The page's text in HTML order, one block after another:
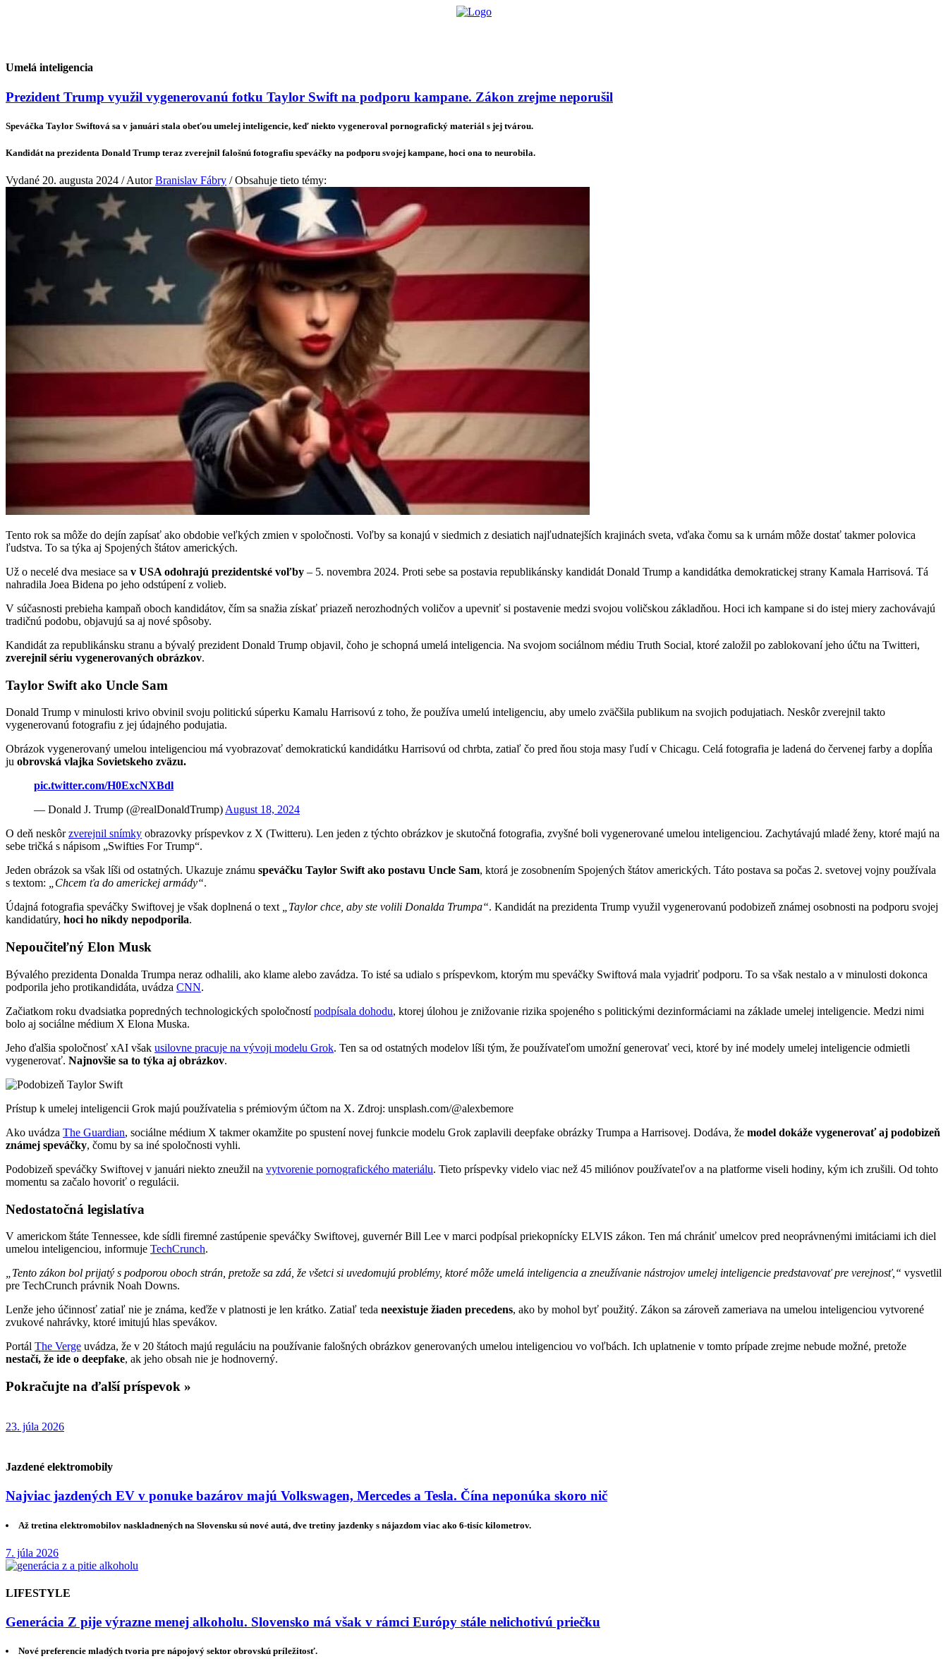
Umelá inteligencia
Prezident Trump využil vygenerovanú fotku Taylor Swift na podporu kampane. Zákon zrejme neporušil
Speváčka Taylor Swiftová sa v januári stala obeťou umelej inteligencie, keď niekto vygeneroval pornografický materiál s jej tvárou.
Kandidát na prezidenta Donald Trump teraz zverejnil falošnú fotografiu speváčky na podporu svojej kampane, hoci ona to neurobila.
Vydané 20. augusta 2024 / AutorBranislav Fábry / Obsahuje tieto témy:
Tento rok sa môže do dejín zapísať ako obdobie veľkých zmien v spoločnosti. Voľby sa konajú v siedmich z desiatich najľudnatejších krajinách sveta, vďaka čomu sa k urnám môže dostať takmer polovica
ľudstva. To sa týka aj Spojených štátov amerických.
Už o necelé dva mesiace sa v USA odohrajú prezidentské voľby – 5. novembra 2024. Proti sebe sa postavia republikánsky kandidát Donald Trump a kandidátka demokratickej strany Kamala Harrisová. Tá
nahradila Joea Bidena po jeho odstúpení z volieb.
V súčasnosti prebieha kampaň oboch kandidátov, čím sa snažia získať priazeň nerozhodných voličov a upevniť si postavenie medzi svojou voličskou základňou. Hoci ich kampane si do istej miery zachovávajú
tradičnú podobu, objavujú sa aj nové spôsoby.
Kandidát za republikánsku stranu a bývalý prezident Donald Trump objavil, čoho je schopná umelá inteligencia. Na svojom sociálnom médiu Truth Social, ktoré založil po zablokovaní jeho účtu na Twitteri,
zverejnil sériu vygenerovaných obrázkov.
Taylor Swift ako Uncle Sam
Donald Trump v minulosti krivo obvinil svoju politickú súperku Kamalu Harrisovú z toho, že používa umelú inteligenciu, aby umelo zväčšila publikum na svojich podujatiach. Neskôr zverejnil takto
vygenerovanú fotografiu z jej údajného podujatia.
Obrázok vygenerovaný umelou inteligenciou má vyobrazovať demokratickú kandidátku Harrisovú od chrbta, zatiaľ čo pred ňou stoja masy ľudí v Chicagu. Celá fotografia je ladená do červenej farby a dopĺňa
ju obrovská vlajka Sovietskeho zväzu.
pic.twitter.com/H0ExcNXBdl
— Donald J. Trump (@realDonaldTrump)August 18, 2024
O deň neskôrzverejnil snímky obrazovky príspevkov z X (Twitteru). Len jeden z týchto obrázkov je skutočná fotografia, zvyšné boli vygenerované umelou inteligenciou. Zachytávajú mladé ženy, ktoré majú na
sebe tričká s nápisom „Swifties For Trump“.
Jeden obrázok sa však líši od ostatných. Ukazuje známu speváčku Taylor Swift ako postavu Uncle Sam, ktorá je zosobnením Spojených štátov amerických. Táto postava sa počas 2. svetovej vojny používala
s textom: „Chcem ťa do americkej armády“.
Údajná fotografia speváčky Swiftovej je však doplnená o text „Taylor chce, aby ste volili Donalda Trumpa“. Kandidát na prezidenta Trump využil vygenerovanú podobizeň známej osobnosti na podporu svojej
kandidatúry, hoci ho nikdy nepodporila.
Nepoučiteľný Elon Musk
Bývalého prezidenta Donalda Trumpa neraz odhalili, ako klame alebo zavádza. To isté sa udialo s príspevkom, ktorým mu speváčky Swiftová mala vyjadriť podporu. To sa však nestalo a v minulosti dokonca
podporila jeho protikandidáta, uvádza CNN.
Začiatkom roku dvadsiatka popredných technologických spoločnostípodpísala dohodu, ktorej úlohou je znižovanie rizika spojeného s politickými dezinformáciami na základe umelej inteligencie. Medzi nimi
bolo aj sociálne médium X Elona Muska.
Jeho ďalšia spoločnosť xAI však usilovne pracuje na vývoji modelu Grok. Ten sa od ostatných modelov líši tým, že používateľom umožní generovať veci, ktoré by iné modely umelej inteligencie odmietli
vygenerovať. Najnovšie sa to týka aj obrázkov.
Prístup k umelej inteligencii Grok majú používatelia s prémiovým účtom na X. Zdroj: unsplash.com/@alexbemore
Ako uvádza The Guardian, sociálne médium X takmer okamžite po spustení novej funkcie modelu Grok zaplavili deepfake obrázky Trumpa a Harrisovej. Dodáva, že model dokáže vygenerovať aj podobizeň
známej speváčky, čomu by sa iné spoločnosti vyhli.
Podobizeň speváčky Swiftovej v januári niekto zneužil na vytvorenie pornografického materiálu. Tieto príspevky videlo viac než 45 miliónov používateľov a na platforme viseli hodiny, kým ich zrušili. Od tohto
momentu sa začalo hovoriť o regulácii.
Nedostatočná legislatíva
V americkom štáte Tennessee, kde sídli firemné zastúpenie speváčky Swiftovej, guvernér Bill Lee v marci podpísal priekopnícky ELVIS zákon. Ten má chrániť umelcov pred neoprávnenými imitáciami ich diel
umelou inteligenciou, informuje TechCrunch.
„Tento zákon bol prijatý s podporou oboch strán, pretože sa zdá, že všetci si uvedomujú problémy, ktoré môže umelá inteligencia a zneužívanie nástrojov umelej inteligencie predstavovať pre verejnosť,“ vysvetlil
pre TechCrunch právnik Noah Downs.
Lenže jeho účinnosť zatiaľ nie je známa, keďže v platnosti je len krátko. Zatiaľ teda neexistuje žiaden precedens, ako by mohol byť použitý. Zákon sa zároveň zameriava na umelou inteligenciou vytvorené
zvukové nahrávky, ktoré imitujú hlas spevákov.
Portál The Verge uvádza, že v 20 štátoch majú reguláciu na používanie falošných obrázkov generovaných umelou inteligenciou vo voľbách. Ich uplatnenie v tomto prípade zrejme nebude možné, pretože
nestačí, že ide o deepfake, ak jeho obsah nie je hodnoverný.
Pokračujte na ďalší príspevok »
23. júla 2026
Jazdené elektromobily
Najviac jazdených EV v ponuke bazárov majú Volkswagen, Mercedes a Tesla. Čína neponúka skoro nič
Až tretina elektromobilov naskladnených na Slovensku sú nové autá, dve tretiny jazdenky s nájazdom viac ako 6-tisíc kilometrov.
7. júla 2026
LIFESTYLE
Generácia Z pije výrazne menej alkoholu. Slovensko má však v rámci Európy stále nelichotivú priečku
Nové preferencie mladých tvoria pre nápojový sektor obrovskú príležitosť.